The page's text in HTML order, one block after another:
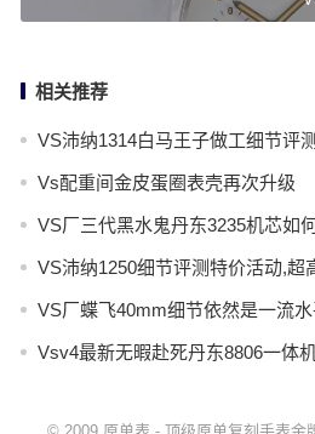
相关推荐
VS沛纳1314白马王子做工细节评
Vs配重间金皮蛋圈表壳再次升级
VS厂三代黑水鬼丹东3235机芯如
VS沛纳1250细节评测特价活动,超
VS厂蝶飞40mm细节依然是一流
Vsv4最新无暇赴死丹东8806一体